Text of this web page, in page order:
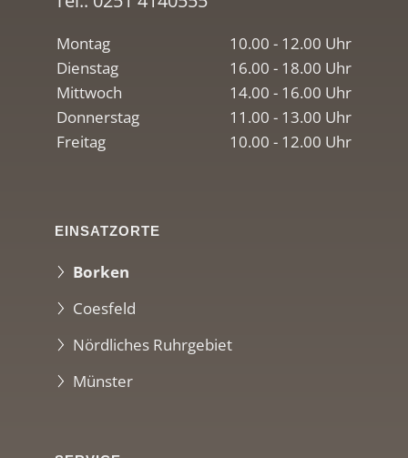
Montag
10.00 - 12.00 Uhr
Dienstag
16.00 - 18.00 Uhr
Mittwoch
14.00 - 16.00 Uhr
Donnerstag
11.00 - 13.00 Uhr
Freitag
10.00 - 12.00 Uhr
EINSATZORTE
Borken
Coesfeld
Nördliches Ruhrgebiet
Münster